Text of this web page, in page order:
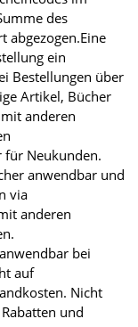
des
abgezogen.Eine
ein
Bestellungen über
Artikel, Bücher
anderen
für Neukunden.
anwendbar und
via
anderen
bei
auf
Nicht
und